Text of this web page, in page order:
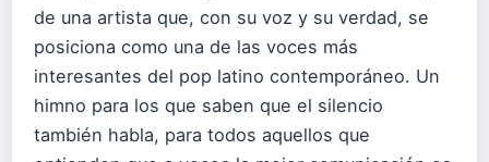
de una artista que, con su voz y su verdad, se
posiciona como una de las voces más
interesantes del pop latino contemporáneo. Un
himno para los que saben que el silencio
también habla, para todos aquellos que